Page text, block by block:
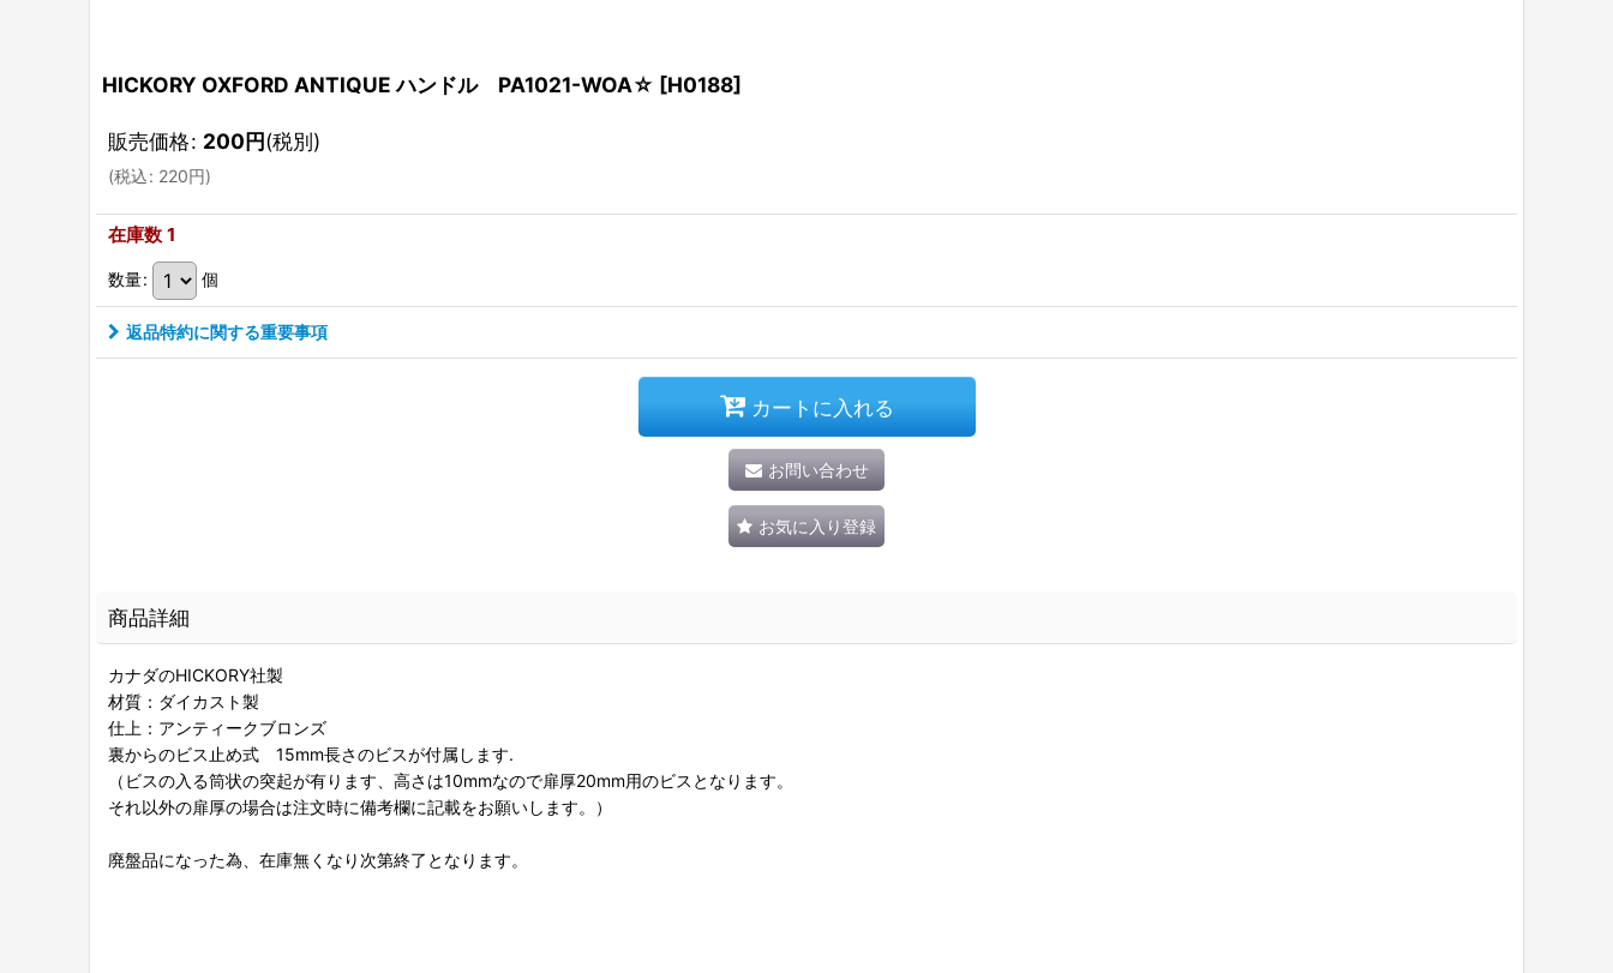
HICKORY OXFORD ANTIQUE ハンドル PA1021-WOA☆ [H0188]
販売価格: 200円(税別)
(税込: 220円)
在庫数 1
数量: 個
返品特約に関する重要事項
カートに入れる
お問い合わせ
お気に入り登録
商品詳細
カナダのHICKORY社製
材質：ダイカスト製
仕上：アンティークブロンズ
裏からのビス止め式 15mm長さのビスが付属します.
（ビスの入る筒状の突起が有ります、高さは10mmなので扉厚20mm用のビスとなります。
それ以外の扉厚の場合は注文時に備考欄に記載をお願いします。）
廃盤品になった為、在庫無くなり次第終了となります。